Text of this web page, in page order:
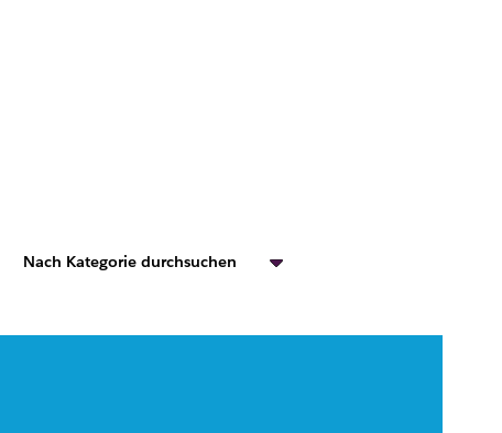
Nach Kategorie durchsuchen